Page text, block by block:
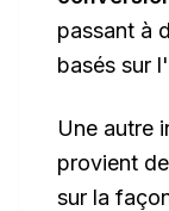
passant à
basés sur
Une autre
provient de
sur la